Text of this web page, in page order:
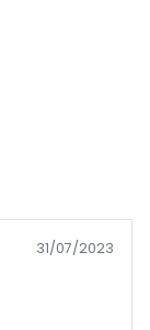
31/07/2023